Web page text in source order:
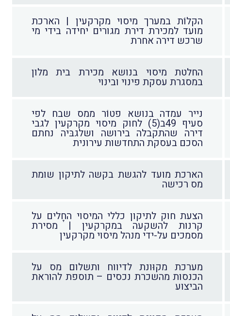
הקלוֹת במערך מיסוי מקרקעין | הארכת
מועד למכירת דירת מגורים יחידה בידי מי
שרכש דירה אחרת
החלטת מיסוי בנושא מכירת בית מלון
במסגרת עסקת פינוי ובינוי
נייר עמדה בנושא פטוֹר ממס שבח לפי
סעיף 49ב(5) לחוק מיסוי מקרקעין לגבי
דירה שהתקבלה בירושה ושלגבּיה נחתם
הסכם בעסקת התחדשות עירונית
הארכת מועד להגשת בקשה לתיקון שומת
מס רכישה
הצעת חוק לתיקון כללי המיסוי החָלים על
קרנות להשקעה במקרקעין | מסירת
מסמכים על-ידי מנהל מיסוי מקרקעין
מערכת מקוּונת לדיווח ותשלום מס על
הכנסות מהשכרת נכסים – תוספת להוראת
הביצוע